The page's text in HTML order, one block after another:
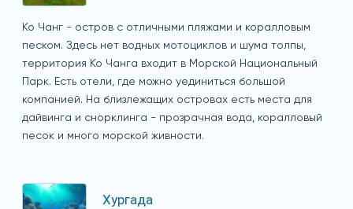
Ко Чанг - остров с отличными пляжами и коралловым
песком. Здесь нет водных мотоциклов и шума толпы,
территория Ко Чанга входит в Морской Национальный
Парк. Есть отели, где можно уединиться большой
компанией. На близлежащих островах есть места для
дайвинга и снорклинга - прозрачная вода, коралловый
песок и много морской живности.
Хургада